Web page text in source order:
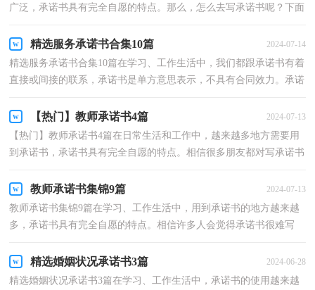
广泛，承诺书具有完全自愿的特点。那么，怎么去写承诺书呢？下面
精选服务承诺书合集10篇 2024-07-14
精选服务承诺书合集10篇在学习、工作生活中，我们都跟承诺书有着
直接或间接的联系，承诺书是单方意思表示，不具有合同效力。承诺
【热门】教师承诺书4篇 2024-07-13
【热门】教师承诺书4篇在日常生活和工作中，越来越多地方需要用
到承诺书，承诺书具有完全自愿的特点。相信很多朋友都对写承诺书
教师承诺书集锦9篇 2024-07-13
教师承诺书集锦9篇在学习、工作生活中，用到承诺书的地方越来越
多，承诺书具有完全自愿的特点。相信许多人会觉得承诺书很难写
精选婚姻状况承诺书3篇 2024-06-28
精选婚姻状况承诺书3篇在学习、工作生活中，承诺书的使用越来越